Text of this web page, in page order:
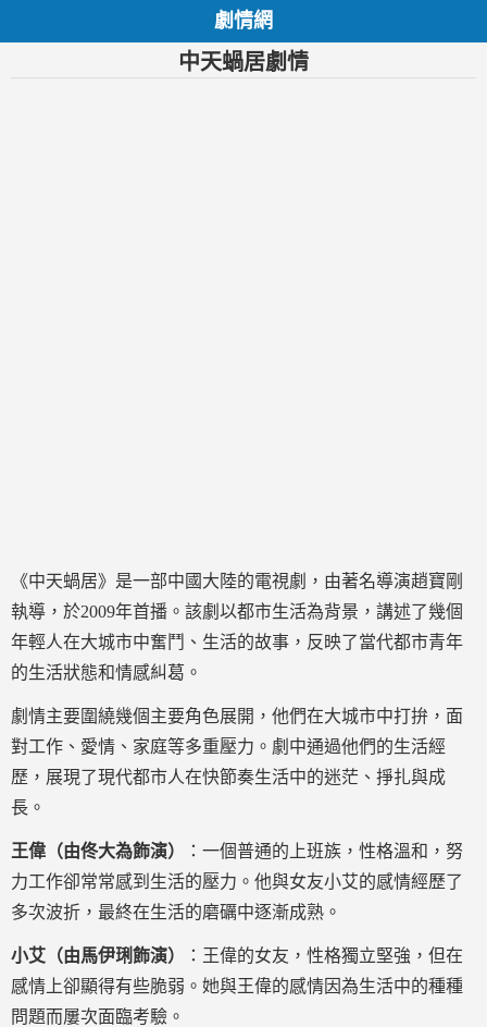
劇情網
中天蝸居劇情
《中天蝸居》是一部中國大陸的電視劇，由著名導演趙寶剛
執導，於2009年首播。該劇以都市生活為背景，講述了幾個
年輕人在大城市中奮鬥、生活的故事，反映了當代都市青年
的生活狀態和情感糾葛。
劇情主要圍繞幾個主要角色展開，他們在大城市中打拚，面
對工作、愛情、家庭等多重壓力。劇中通過他們的生活經
歷，展現了現代都市人在快節奏生活中的迷茫、掙扎與成
長。
王偉（由佟大為飾演）
：一個普通的上班族，性格溫和，努
力工作卻常常感到生活的壓力。他與女友小艾的感情經歷了
多次波折，最終在生活的磨礪中逐漸成熟。
小艾（由馬伊琍飾演）
：王偉的女友，性格獨立堅強，但在
感情上卻顯得有些脆弱。她與王偉的感情因為生活中的種種
問題而屢次面臨考驗。